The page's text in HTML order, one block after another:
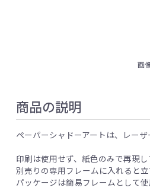
画
商品の説明
ペーパーシャドーアートは、レー
印刷は使用せず、紙色のみで再現し
別売りの専用フレームに入れると
パッケージは簡易フレームとして使